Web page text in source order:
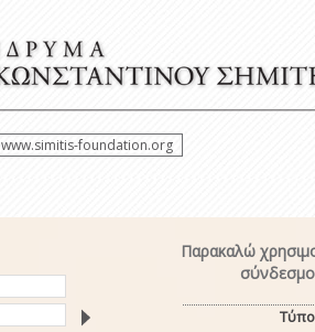
www.simitis-foundation.org
Παρακαλώ